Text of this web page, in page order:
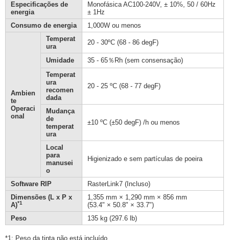
Especificações de
energia
Monofásica AC100-240V, ± 10%, 50 / 60Hz
± 1Hz
Consumo de energia
1,000W ou menos
Ambien
te
Operaci
onal
Temperat
ura
20 - 30ºC (68 - 86 degF)
Umidade
35 - 65％Rh (sem consensação)
Temperat
ura
recomen
dada
20 - 25 ºC (68 - 77 degF)
Mudança
de
temperat
ura
±10 ºC (±50 degF) /h ou menos
Local
para
manusei
o
Higienizado e sem partículas de poeira
Software RIP
RasterLink7 (Incluso)
Dimensões (L x P x
A)*1
1,355 mm × 1,290 mm × 856 mm
(53.4" × 50.8" × 33.7")
Peso
135 kg (297.6 lb)
*1: Peso da tinta não está incluído